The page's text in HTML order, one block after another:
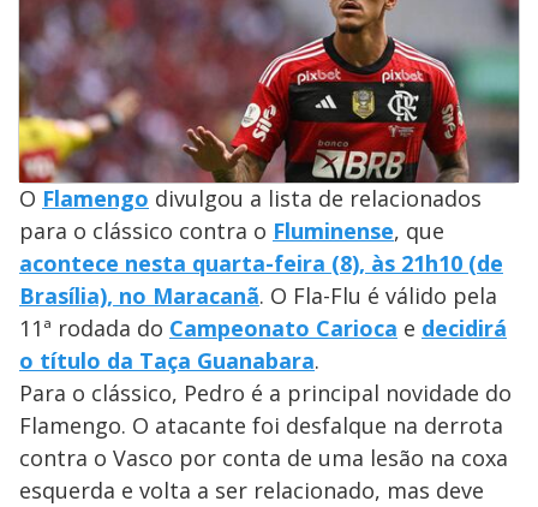
O Flamengo divulgou a lista de relacionados
para o clássico contra o Fluminense, que
acontece nesta quarta-feira (8), às 21h10 (de
Brasília), no Maracanã. O Fla-Flu é válido pela
11ª rodada do Campeonato Carioca e decidirá
o título da Taça Guanabara.
Para o clássico, Pedro é a principal novidade do
Flamengo. O atacante foi desfalque na derrota
contra o Vasco por conta de uma lesão na coxa
esquerda e volta a ser relacionado, mas deve